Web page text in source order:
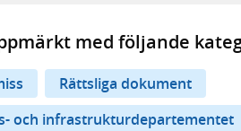
med följande
Rättsliga dokument
och infrastrukturdepartementet